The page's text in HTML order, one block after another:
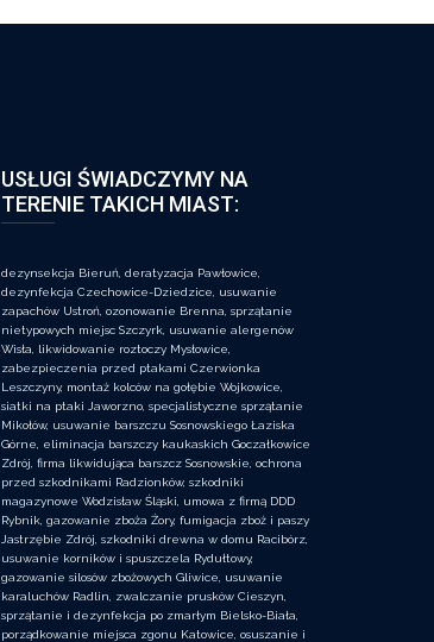
USŁUGI ŚWIADCZYMY NA
TERENIE TAKICH MIAST:
dezynsekcja Bieruń, deratyzacja Pawłowice,
dezynfekcja Czechowice-Dziedzice, usuwanie
zapachów Ustroń, ozonowanie Brenna, sprzątanie
nietypowych miejsc Szczyrk, usuwanie alergenów
Wisła, likwidowanie roztoczy Mysłowice,
zabezpieczenia przed ptakami Czerwionka
Leszczyny, montaż kolców na gołębie Wojkowice,
siatki na ptaki Jaworzno, specjalistyczne sprzątanie
Mikołów, usuwanie barszczu Sosnowskiego Łaziska
Górne, eliminacja barszczy kaukaskich Goczałkowice
Zdrój, firma likwidująca barszcz Sosnowskie, ochrona
przed szkodnikami Radzionków, szkodniki
magazynowe Wodzisław Śląski, umowa z firmą DDD
Rybnik, gazowanie zboża Żory, fumigacja zboż i paszy
Jastrzębie Zdrój, szkodniki drewna w domu Racibórz,
usuwanie korników i spuszczela Rydułtowy,
gazowanie silosów zbożowych Gliwice, usuwanie
karaluchów Radlin, zwalczanie prusków Cieszyn,
sprzątanie i dezynfekcja po zmarłym Bielsko-Biała,
porządkowanie miejsca zgonu Katowice, osuszanie i